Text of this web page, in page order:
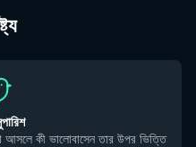
আসলে কী ভালোবাসেন তার উপর ভিত্তি